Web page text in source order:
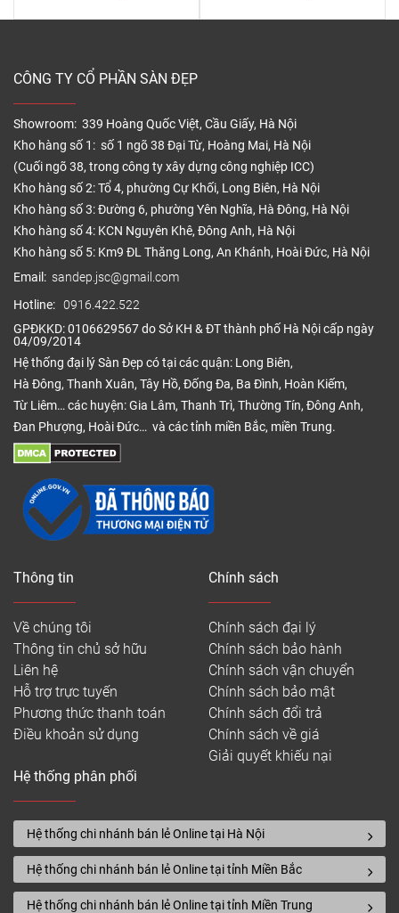
CÔNG TY CỔ PHẦN SÀN ĐẸP
Showroom: 339 Hoàng Quốc Việt, Cầu Giấy, Hà Nội
Kho hàng số 1: số 1 ngõ 38 Đại Từ, Hoàng Mai, Hà Nội
(Cuối ngõ 38, trong công ty xây dựng công nghiệp ICC)
Kho hàng số 2: Tổ 4, phường Cự Khối, Long Biên, Hà Nội
Kho hàng số 3: Đường 6, phường Yên Nghĩa, Hà Đông, Hà Nội
Kho hàng số 4: KCN Nguyên Khê, Đông Anh, Hà Nội
Kho hàng số 5: Km9 ĐL Thăng Long, An Khánh, Hoài Đức, Hà Nội
Email: sandep.jsc@gmail.com
Hotline: 0916.422.522
GPĐKKD: 0106629567 do Sở KH & ĐT thành phố Hà Nội cấp ngày
04/09/2014
Hệ thống đại lý Sàn Đẹp có tại các quận: Long Biên,
Hà Đông, Thanh Xuân, Tây Hồ, Đống Đa, Ba Đình, Hoàn Kiếm,
Từ Liêm… các huyện: Gia Lâm, Thanh Trì, Thường Tín, Đông Anh,
Đan Phượng, Hoài Đức… và các tỉnh miền Bắc, miền Trung.
Thông tin
Về chúng tôi
Thông tin chủ sở hữu
Liên hệ
Hỗ trợ trực tuyến
Phương thức thanh toán
Điều khoản sử dụng
Chính sách
Chính sách đại lý
Chính sách bảo hành
Chính sách vận chuyển
Chính sách bảo mật
Chính sách đổi trả
Chính sách về giá
Giải quyết khiếu nại
Hệ thống phân phối
Hệ thống chi nhánh bán lẻ Online tại Hà Nội
Hệ thống chi nhánh bán lẻ Online tại tỉnh Miền Bắc
Hệ thống chi nhánh bán lẻ Online tại tỉnh Miền Trung